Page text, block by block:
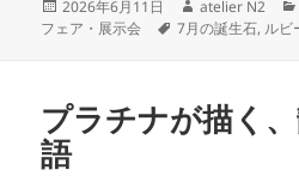
e
o
o
er
投
稿
2026年6月11日
作
成
atelier N2
フェア・展示会
タ
7月の誕生石, ルビ
プラチナが描く
語